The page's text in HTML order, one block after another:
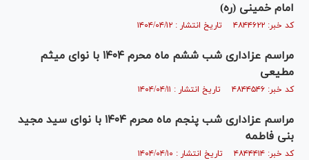
امام خمینی (ره)
کد خبر: ۴۸۴۴۶۲۲ تاریخ انتشار : ۱۴۰۴/۰۴/۱۲
مراسم عزاداری شب ششم ماه محرم ۱۴۰۴ با نوای میثم
مطیعی
کد خبر: ۴۸۴۴۵۴۶ تاریخ انتشار : ۱۴۰۴/۰۴/۱۱
مراسم عزاداری شب پنجم ماه محرم ۱۴۰۴ با نوای سید مجید
بنی فاطمه
کد خبر: ۴۸۴۴۴۱۴ تاریخ انتشار : ۱۴۰۴/۰۴/۱۰